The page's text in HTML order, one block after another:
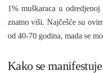
1% muškaraca u
znatno viši. Najčešće su
od 40-70 godina, mada se
Kako se